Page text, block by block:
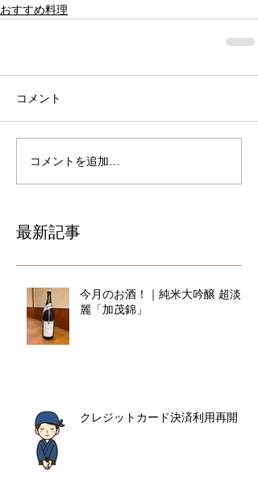
おすすめ料理
コメント
コメントを追加…
最新記事
今月のお酒！｜純米大吟醸 超淡
麗「加茂錦」
クレジットカード決済利用再開